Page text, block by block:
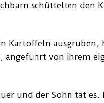
schüttelten den
Kartoffeln ausgruben,
angeführt von ihrem
und der Sohn tat es.